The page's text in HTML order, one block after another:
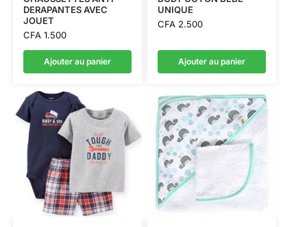
DERAPANTES AVEC
JOUET
CFA1.500
Ajouter au panier
UNIQUE
CFA2.500
Ajouter au panier